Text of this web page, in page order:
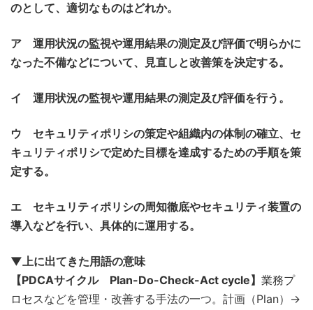
のとして、適切なものはどれか。
ア 運用状況の監視や運用結果の測定及び評価で明らかに
なった不備などについて、見直しと改善策を決定する。
イ 運用状況の監視や運用結果の測定及び評価を行う。
ウ セキュリティポリシの策定や組織内の体制の確立、セ
キュリティポリシで定めた目標を達成するための手順を策
定する。
エ セキュリティポリシの周知徹底やセキュリティ装置の
導入などを行い、具体的に運用する。
▼上に出てきた用語の意味
【PDCAサイクル Plan-Do-Check-Act cycle】 業務プ
ロセスなどを管理・改善する手法の一つ。計画（Plan）→